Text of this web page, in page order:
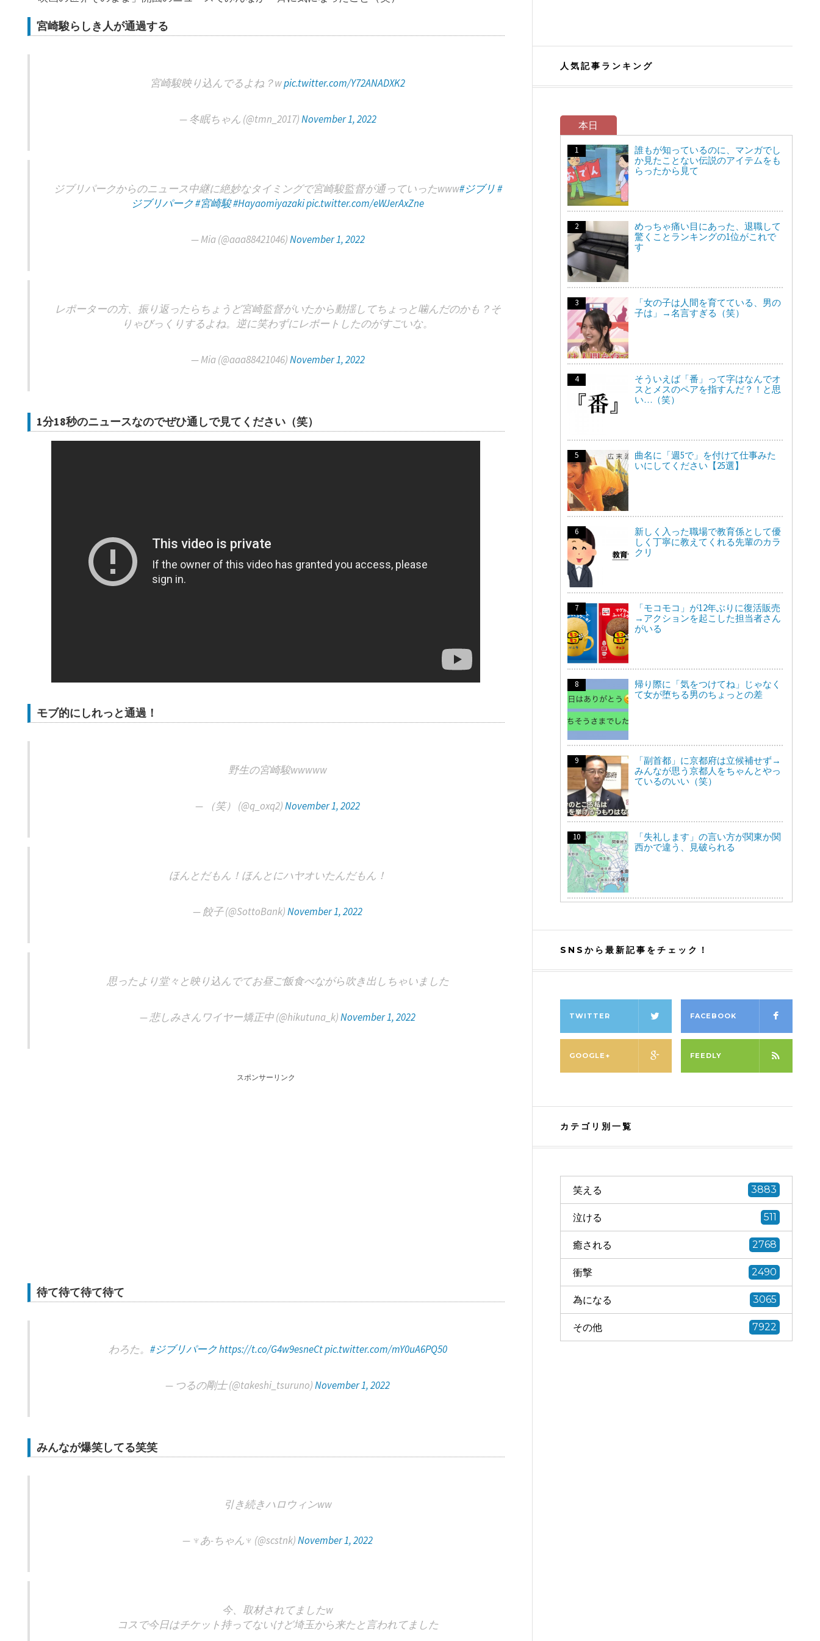
宮崎駿らしき人が通過する
宮崎駿映り込んでるよね？wpic.twitter.com/Y72ANADXK2
— 冬眠ちゃん (@tmn_2017)November 1, 2022
ジブリパークからのニュース中継に絶妙なタイミングで宮崎駿監督が通っていったwww#ジブリ#
ジブリパーク#宮崎駿#Hayaomiyazakipic.twitter.com/eWJerAxZne
— Mia (@aaa88421046)November 1, 2022
レポーターの方、振り返ったらちょうど宮崎監督がいたから動揺してちょっと噛んだのかも？そ
りゃびっくりするよね。逆に笑わずにレポートしたのがすごいな。
— Mia (@aaa88421046)November 1, 2022
1分18秒のニュースなのでぜひ通しで見てください（笑）
モブ的にしれっと通過！
野生の宮崎駿wwwww
— （笑） (@q_oxq2)November 1, 2022
ほんとだもん！ほんとにハヤオいたんだもん！
— 餃子 (@SottoBank)November 1, 2022
思ったより堂々と映り込んでてお昼ご飯食べながら吹き出しちゃいました
— 悲しみさんワイヤー矯正中 (@hikutuna_k)November 1, 2022
スポンサーリンク
待て待て待て待て
わろた。 #ジブリパークhttps://t.co/G4w9esneCtpic.twitter.com/mY0uA6PQ50
— つるの剛士 (@takeshi_tsuruno)November 1, 2022
みんなが爆笑してる笑笑
引き続きハロウィンww
— ♆あ-ちゃん♆ (@scstnk)November 1, 2022
今、取材されてましたw
コスで今日はチケット持ってないけど埼玉から来たと言われてました
人気記事ランキング
本日
誰もが知っているのに、マンガでし
か見たことない伝説のアイテムをも
らったから見て
めっちゃ痛い目にあった、退職して
驚くことランキングの1位がこれで
す
「女の子は人間を育てている、男の
子は」→名言すぎる（笑）
そういえば「番」って字はなんでオ
スとメスのペアを指すんだ？！と思
い…（笑）
曲名に「週5で」を付けて仕事みた
いにしてください【25選】
新しく入った職場で教育係として優
しく丁寧に教えてくれる先輩のカラ
クリ
「モコモコ」が12年ぶりに復活販売
→アクションを起こした担当者さん
がいる
帰り際に「気をつけてね」じゃなく
て女が堕ちる男のちょっとの差
「副首都」に京都府は立候補せず→
みんなが思う京都人をちゃんとやっ
ているのいい（笑）
「失礼します」の言い方が関東か関
西かで違う、見破られる
SNSから最新記事をチェック！
TWITTER FACEBOOK
GOOGLE+ FEEDLY
カテゴリ別一覧
笑える 3883
泣ける 511
癒される 2768
衝撃 2490
為になる 3065
その他 7922